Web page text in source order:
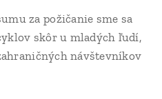
za požičanie sme sa
skôr u mladých ľudí,
návštevníkov